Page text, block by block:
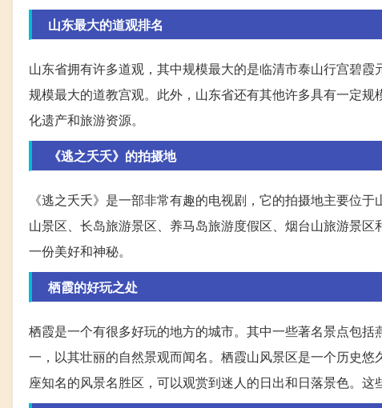
山东最大的道观排名
山东省拥有许多道观，其中规模最大的是临清市泰山行宫碧
规模最大的道教宫观。此外，山东省还有其他许多具有一定
化遗产和旅游资源。
《逃之夭夭》的拍摄地
《逃之夭夭》是一部非常有趣的电视剧，它的拍摄地主要位
山景区、长岛旅游景区、养马岛旅游度假区、烟台山旅游景
一份美好和神秘。
栖霞的好玩之处
栖霞是一个有很多好玩的地方的城市。其中一些著名景点包
一，以其壮丽的自然景观而闻名。栖霞山风景区是一个历史
座知名的风景名胜区，可以观赏到迷人的日出和日落景色。这